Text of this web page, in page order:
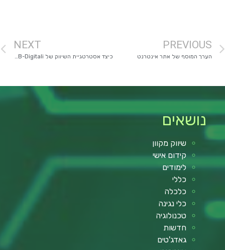
PREVIOUS
הערך המוסף של אתר אינטרנט
NEXT
כיצד אסטרטגיית השיווק של B-Digitali הזינקה את התנועה והמכירות באתר שלנו
נושאים
שיווק מקוון
קידום אישי
לימודים
כללי
כלכלה
כלי נגינה
טכנולוגיה
חדשות
גאדג'טים